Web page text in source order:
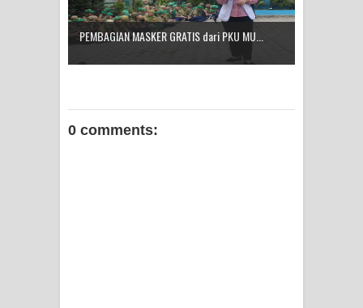
PEMBAGIAN MASKER GRATIS dari PKU MU...
0 comments: